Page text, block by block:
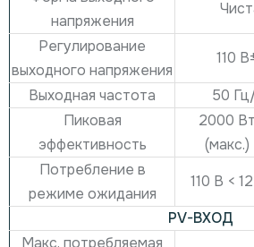
напряжения
Регулирование
выходного напряжения
110
Выходная частота
50
Пиковая
эффективность
2000 Вт
(макс.)
Потребление в
режиме ожидания
110 В <
PV-ВХОД
Макс. потребляемая